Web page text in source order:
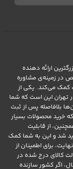
ارائه دهنده
در زمینه‌ی مشاوره
کمک می‌کند. یکی از
تهران این است که شما
بلافاصله پس از ثبت
خرید محصولات بسیار
از قابلیت
شد و این به شما کمک
برای اطمینان از
کالای درج شده در
اگر کشور سازنده